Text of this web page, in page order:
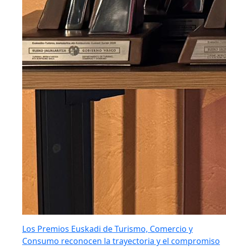
Los Premios Euskadi de Turismo, Comercio y
Consumo reconocen la trayectoria y el compromiso